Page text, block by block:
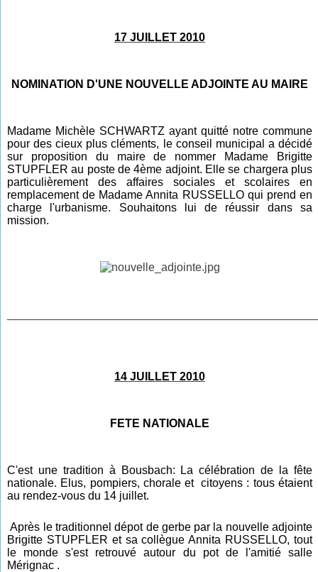
17 JUILLET 2010
NOMINATION D'UNE NOUVELLE ADJOINTE AU MAIRE
Madame Michèle SCHWARTZ ayant quitté notre commune
pour des cieux plus cléments, le conseil municipal a décidé
sur proposition du maire de nommer Madame Brigitte
STUPFLER au poste de 4ème adjoint. Elle se chargera plus
particulièrement des affaires sociales et scolaires en
remplacement de Madame Annita RUSSELLO qui prend en
charge l'urbanisme. Souhaitons lui de réussir dans sa
mission.
14 JUILLET 2010
FETE NATIONALE
C'est une tradition à Bousbach: La célébration de la fête
nationale. Elus, pompiers, chorale et citoyens : tous étaient
au rendez-vous du 14 juillet.
Après le traditionnel dépot de gerbe par la nouvelle adjointe
Brigitte STUPFLER et sa collègue Annita RUSSELLO, tout
le monde s'est retrouvé autour du pot de l'amitié salle
Mérignac .